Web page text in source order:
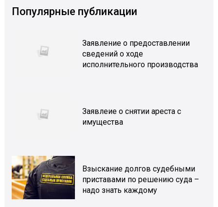
Популярные публикации
Заявление о предоставлении
сведений о ходе
исполнительного производства
Заявлеие о снятии ареста с
имущества
Взыскание долгов судебными
приставами по решению суда –
надо знать каждому